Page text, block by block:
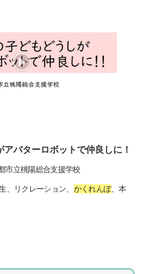
バターロボットで仲良しに！
市立桃陽総合支援学校
、リクレーション、 かくれんぼ、本